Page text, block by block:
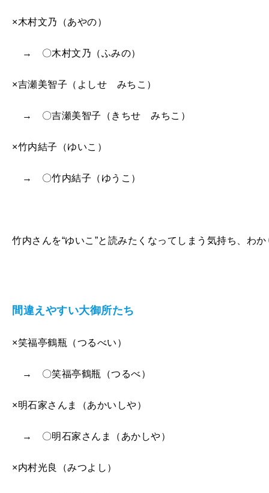
×木村文乃（あやの）
→ 〇木村文乃（ふみの）
×吉瀬美智子（よしせ みちこ）
→ 〇吉瀬美智子（きちせ みちこ）
×竹内結子（ゆいこ）
→ 〇竹内結子（ゆうこ）
竹内さんを“ゆいこ”と読みたくなってしまう気持ち、わ
間違えやすい大御所たち
×笑福亭鶴瓶（つるべい）
→ 〇笑福亭鶴瓶（つるべ）
×明石家さんま（あかいしや）
→ 〇明石家さんま（あかしや）
×内村光良（みつよし）